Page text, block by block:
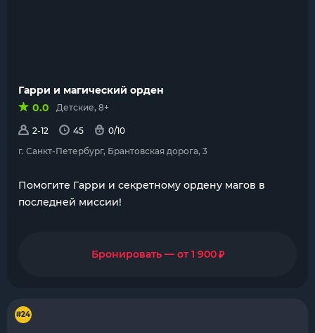
Гарри и магический орден
0.0
Детские, 8+
2-12 45
0/10
г. Санкт-Петербург, Брантовская дорога, 3
Помогите Гарри и секретному ордену магов в
последней миссии!
Бронировать — от 1 900₽
#24